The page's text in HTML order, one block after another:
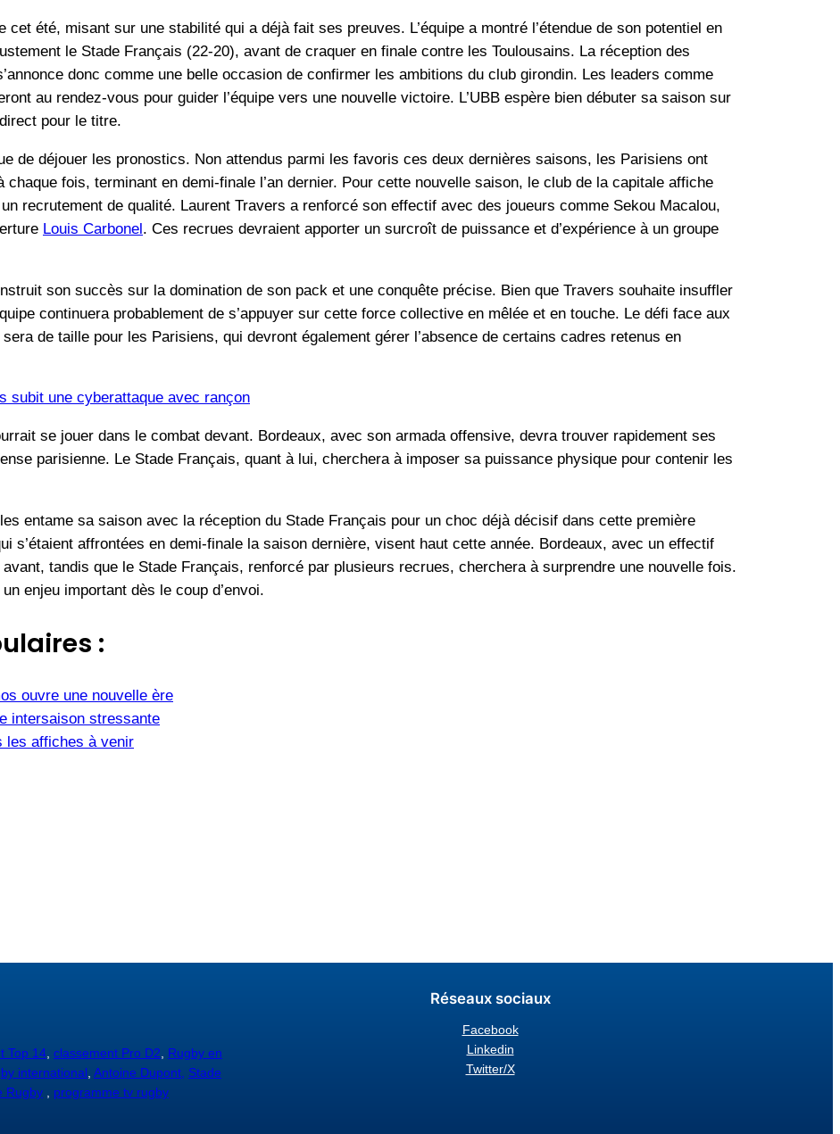
cet été, misant sur une stabilité qui a déjà fait ses preuves. L’équipe a montré l’étendue de son potentiel en
le Stade Français (22-20), avant de craquer en finale contre les Toulousains. La réception des
donc comme une belle occasion de confirmer les ambitions du club girondin. Les leaders comme
au rendez-vous pour guider l’équipe vers une nouvelle victoire. L’UBB espère bien débuter sa saison sur
pour le titre.
de déjouer les pronostics. Non attendus parmi les favoris ces deux dernières saisons, les Parisiens ont
fois, terminant en demi-finale l’an dernier. Pour cette nouvelle saison, le club de la capitale affiche
recrutement de qualité. Laurent Travers a renforcé son effectif avec des joueurs comme Sekou Macalou,
Louis Carbonel. Ces recrues devraient apporter un surcroît de puissance et d’expérience à un groupe
son succès sur la domination de son pack et une conquête précise. Bien que Travers souhaite insuffler
continuera probablement de s’appuyer sur cette force collective en mêlée et en touche. Le défi face aux
de taille pour les Parisiens, qui devront également gérer l’absence de certains cadres retenus en
subit une cyberattaque avec rançon
se jouer dans le combat devant. Bordeaux, avec son armada offensive, devra trouver rapidement ses
parisienne. Le Stade Français, quant à lui, cherchera à imposer sa puissance physique pour contenir les
entame sa saison avec la réception du Stade Français pour un choc déjà décisif dans cette première
s’étaient affrontées en demi-finale la saison dernière, visent haut cette année. Bordeaux, avec un effectif
tandis que le Stade Français, renforcé par plusieurs recrues, cherchera à surprendre une nouvelle fois.
enjeu important dès le coup d’envoi.
:
ouvre une nouvelle ère
intersaison stressante
les affiches à venir
Top 14 classement Pro D2
Rugby en
international Antoine Dupont, Stade
Rugby programme tv rugby
Réseaux sociaux
Facebook
Linkedin
Twitter/X